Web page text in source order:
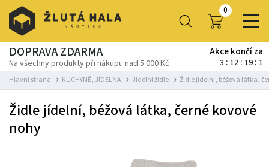
0
DOPRAVA ZDARMA
Na všechny produkty při nákupu nad 5 000 Kč
Akce končí za
3 12 19 1
Hlavní strana KUCHYNĚ, JÍDELNA Jídelní židle Židle jídelní, béžová látka,
Židle jídelní, béžová látka, černé kovové
nohy